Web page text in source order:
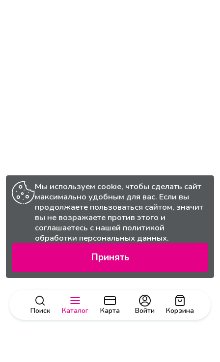
Поиск Каталог Карта Корзина
Войти
Мы используем cookie, чтобы сделать сайт
максимально удобным для вас. Если вы
продолжаете пользоваться сайтом, значит
вы не возражаете против этого и
соглашаетесь с нашей политикой
обработки персональных данных.
Принять